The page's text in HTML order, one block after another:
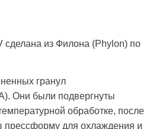
сделана из Филона (Phylon) по
гранул
Они были подвергнуты
обработке, после
для охлаждения и